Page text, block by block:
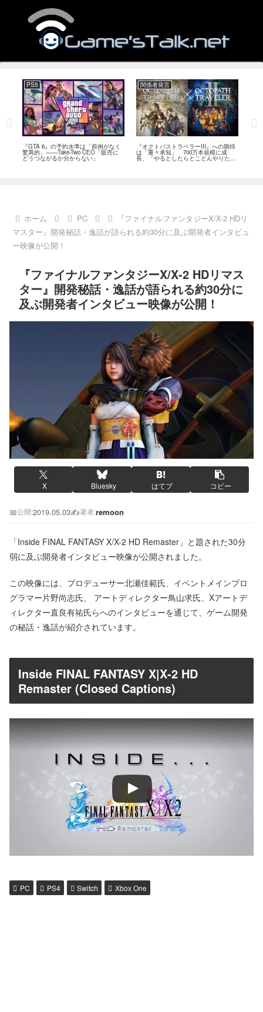
PS5
『GTA 6』の予約水準は「前例がなく
驚異的」――Take-Two CEO「販売に
どうつながるか分からない」
関係者発言
『オクトパストラベラーIII』への期待
は「重々承知」 700万本規模に成
長、「やるとしたらとことんやりた
い」と浅野智也氏
ホーム PC
『ファイナルファンタジーX/X-2 HDリ
マスター』開発秘話・逸話が語られる約30分に及ぶ開発者インタビュ
ー映像が公開！
『ファイナルファンタジーX/X-2 HDリマス
ター』開発秘話・逸話が語られる約30分に
及ぶ開発者インタビュー映像が公開！
X Bluesky はてブ コピー
📅公開:2019.05.03✍️著者:remoon
「Inside FINAL FANTASY X/X-2 HD Remaster」と題された30分
弱に及ぶ開発者インタビュー映像が公開されました。
この映像には、プロデューサー北瀬佳範氏、イベントメインプロ
グラマー片野尚志氏、 アートディレクター鳥山求氏、Xアートデ
ィレクター直良有祐氏らへのインタビューを通じて、ゲーム開発
の秘話・逸話が紹介されています。
Inside FINAL FANTASY X|X-2 HD
Remaster (Closed Captions)
PC PS4 Switch Xbox One